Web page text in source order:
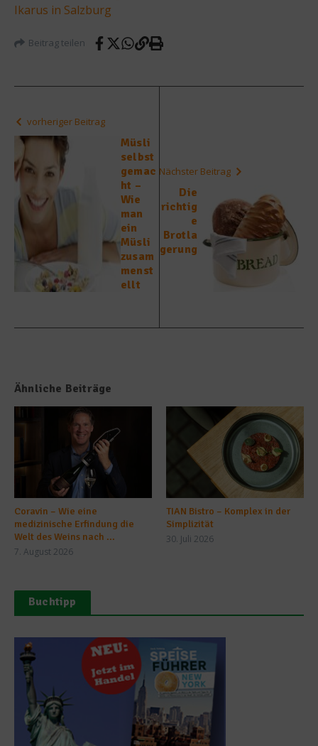
Ikarus in Salzburg
Beitrag teilen
vorheriger Beitrag
Müsli
selbst
gemac
ht –
Wie
man
ein
Müsli
zusam
menst
ellt
Nächster Beitrag
Die
richtig
e
Brotla
gerung
Ähnliche Beiträge
Coravin – Wie eine
medizinische Erfindung die
Welt des Weins nach ...
7. August 2026
TIAN Bistro – Komplex in der
Simplizität
30. Juli 2026
Buchtipp